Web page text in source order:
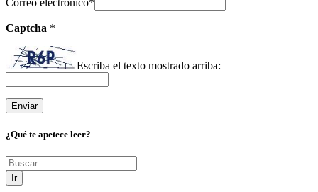
Captcha *
Escriba el texto mostrado arriba:
¿Qué te apetece leer?
Ir